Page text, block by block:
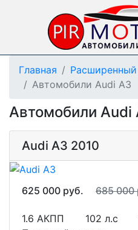
Главная
Расширенный
Автомобили Audi A3
Автомобили Audi
Audi A3 2010
625 000 руб. 685 000
1.6 АКПП 102 л.с